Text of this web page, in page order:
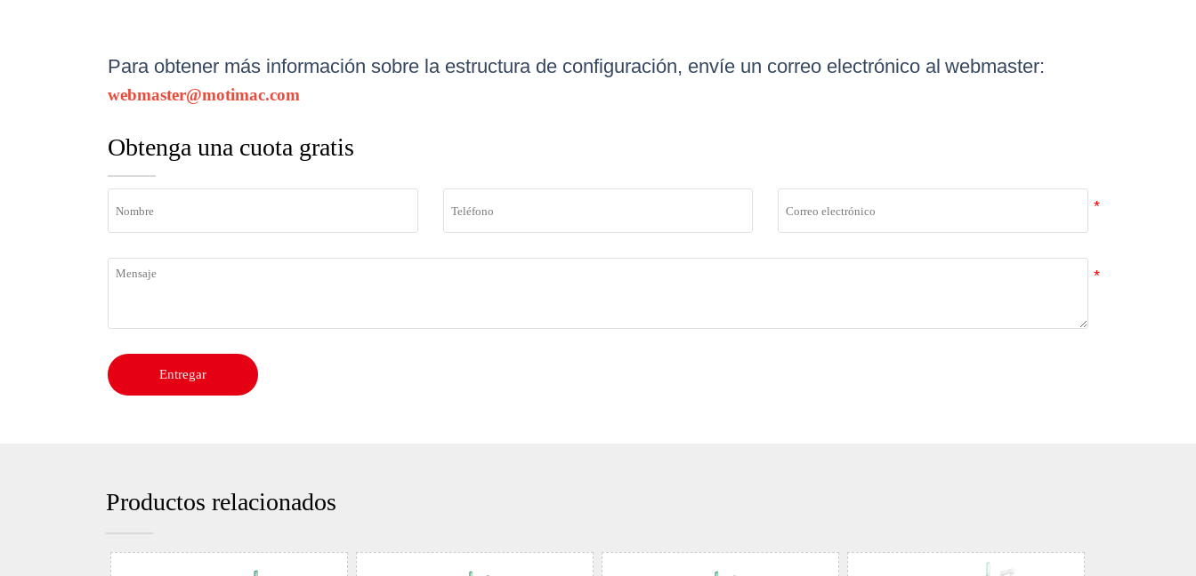
Para obtener más información sobre la estructura de configuración, envíe un correo electrónico al webmaster:
webmaster@motimac.com
Obtenga una cuota gratis
Entregar
Productos relacionados